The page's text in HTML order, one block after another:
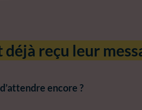
reçu leur
encore ?